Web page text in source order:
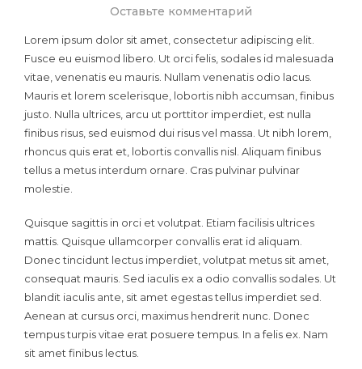
Оставьте комментарий
this
common
Marketing
Mistake
that
makes
you
want
to
Lorem ipsum dolor sit amet, consectetur adipiscing elit.
Fusce eu euismod libero. Ut orci felis, sodales id malesuada
vitae, venenatis eu mauris. Nullam venenatis odio lacus.
Mauris et lorem scelerisque, lobortis nibh accumsan, finibus
justo. Nulla ultrices, arcu ut porttitor imperdiet, est nulla
finibus risus, sed euismod dui risus vel massa. Ut nibh lorem,
rhoncus quis erat et, lobortis convallis nisl. Aliquam finibus
tellus a metus interdum ornare. Cras pulvinar pulvinar
molestie.
Quisque sagittis in orci et volutpat. Etiam facilisis ultrices
mattis. Quisque ullamcorper convallis erat id aliquam.
Donec tincidunt lectus imperdiet, volutpat metus sit amet,
consequat mauris. Sed iaculis ex a odio convallis sodales. Ut
blandit iaculis ante, sit amet egestas tellus imperdiet sed.
Aenean at cursus orci, maximus hendrerit nunc. Donec
tempus turpis vitae erat posuere tempus. In a felis ex. Nam
sit amet finibus lectus.